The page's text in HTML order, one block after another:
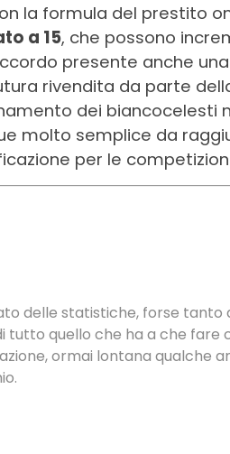
la formula del prestito
a 15, che possono
presente anche
rivendita da parte
dei biancocelesti
molto semplice da
per le
delle statistiche, forse
tutto quello che ha a che fare
ormai lontana qualche